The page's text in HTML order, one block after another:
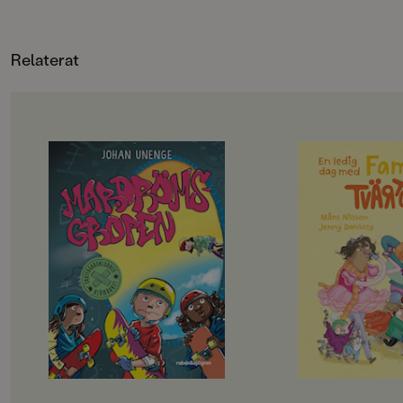
Relaterat
OM BOKEN
Rillo och hans kompisar i
Skateboardklubben Blåmärket har
en plan: att bli stans coolaste
skejtare. De har gjort en lista på
svåra skejtgrejer som de måste klara
av, målet är att till sist klara av
Mardrömsgropen, skateparkens
största utmaning. Problemet är
bara att ingen av dem riktigt vågar
… Samtidigt dyker en tjej på
sparkcykel upp i kvarteret. Hon
plaskar genom vattenpölar, skrattar
högt och verkar ha hur roligt som
OM BOKEN
Det här är familjen
en helt vanlig
kalsongerna
precis som alla
och då ska
riktigt roligt,
Det blir
skriker
badhuset och
Okej, suckar
måste föräldrarna
jacka, och det tar
badhuset måste